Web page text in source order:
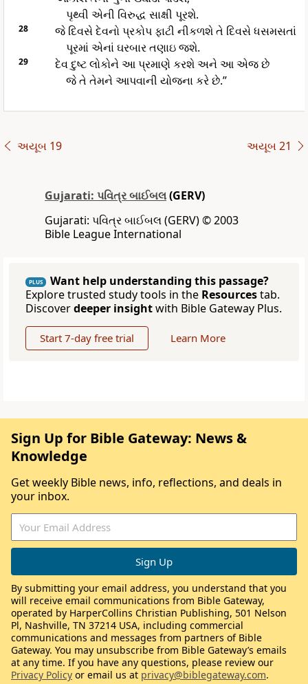
પૃથ્વી એની વિરુદ્ધ સાક્ષી પૂરશે.
28
જે દિવસે દેવનો પ્રકોપ ફાટી નીકળશે તે દિવસે ધસમસતાં
પૂરમાં એનાં ઘરબાર તણાઇ જશે.
29
દેવ દુષ્ટ લોકોને આ પ્રમાણે કરશે અને આ એજ છે
જે તે તેમને આપવાની યોજના કરે છે.”
અયૂબ 19 અયૂબ 21
Gujarati: પવિત્ર બાઈબલ(GERV)
Gujarati: પવિત્ર બાઈબલ (GERV) © 2003
Bible League International
PLUS
Want help understanding this passage?
Explore trusted study tools in the Resourcestab.
Discoverdeeper insightwith Bible Gateway Plus.
Start 7-day free trial Learn More
Sign Up for Bible Gateway: News &
Knowledge
Get weekly Bible news, info, reflections, and deals in
your inbox.
By submitting your email address, you understand that you
will receive email communications from Bible Gateway,
operated by HarperCollins Christian Publishing, 501 Nelson
Pl, Nashville, TN 37214 USA, including commercial
communications and messages from partners of Bible
Gateway. You may unsubscribe from Bible Gateway’s emails
at any time. If you have any questions, please review our
Privacy Policy or email us at privacy@biblegateway.com.